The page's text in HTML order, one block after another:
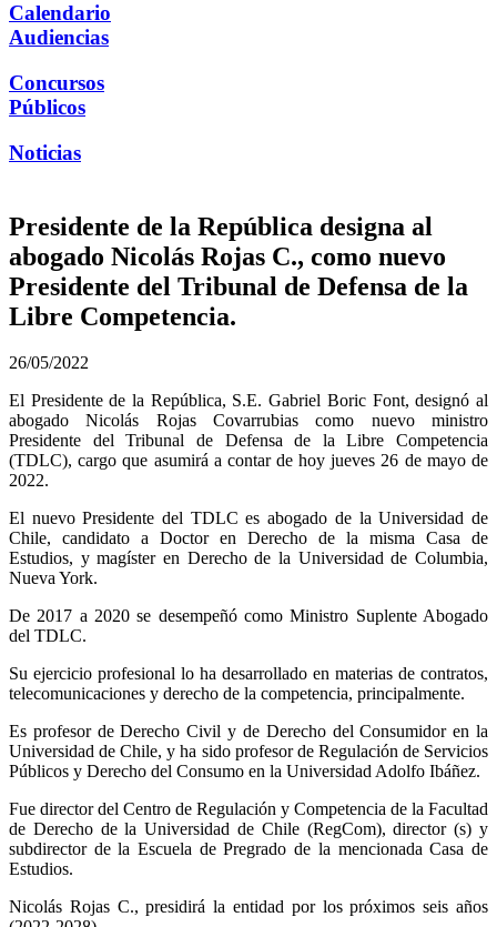
Calendario
Audiencias
Concursos
Públicos
Noticias
Presidente de la República designa al
abogado Nicolás Rojas C., como nuevo
Presidente del Tribunal de Defensa de la
Libre Competencia.
26/05/2022
El Presidente de la República, S.E. Gabriel Boric Font, designó al
abogado Nicolás Rojas Covarrubias como nuevo ministro
Presidente del Tribunal de Defensa de la Libre Competencia
(TDLC), cargo que asumirá a contar de hoy jueves 26 de mayo de
2022.
El nuevo Presidente del TDLC es abogado de la Universidad de
Chile, candidato a Doctor en Derecho de la misma Casa de
Estudios, y magíster en Derecho de la Universidad de Columbia,
Nueva York.
De 2017 a 2020 se desempeñó como Ministro Suplente Abogado
del TDLC.
Su ejercicio profesional lo ha desarrollado en materias de contratos,
telecomunicaciones y derecho de la competencia, principalmente.
Es profesor de Derecho Civil y de Derecho del Consumidor en la
Universidad de Chile, y ha sido profesor de Regulación de Servicios
Públicos y Derecho del Consumo en la Universidad Adolfo Ibáñez.
Fue director del Centro de Regulación y Competencia de la Facultad
de Derecho de la Universidad de Chile (RegCom), director (s) y
subdirector de la Escuela de Pregrado de la mencionada Casa de
Estudios.
Nicolás Rojas C., presidirá la entidad por los próximos seis años